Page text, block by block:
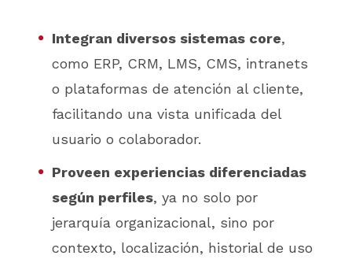
Integran diversos sistemas core,
como ERP, CRM, LMS, CMS, intranets
o plataformas de atención al cliente,
facilitando una vista unificada del
usuario o colaborador.
Proveen experiencias diferenciadas
según perfiles, ya no solo por
jerarquía organizacional, sino por
contexto, localización, historial de uso